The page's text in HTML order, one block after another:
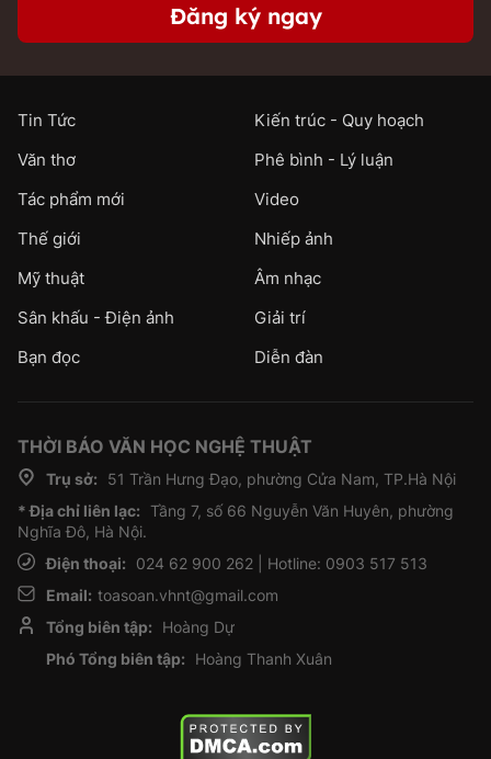
Đăng ký ngay
Tin Tức
Kiến trúc - Quy hoạch
Văn thơ
Phê bình - Lý luận
Tác phẩm mới
Video
Thế giới
Nhiếp ảnh
Mỹ thuật
Âm nhạc
Sân khấu - Điện ảnh
Giải trí
Bạn đọc
Diễn đàn
THỜI BÁO VĂN HỌC NGHỆ THUẬT
Trụ sở:
51 Trần Hưng Đạo, phường Cửa Nam, TP.Hà Nội
* Địa chỉ liên lạc: Tầng 7, số 66 Nguyễn Văn Huyên, phường
Nghĩa Đô, Hà Nội.
Điện thoại:
024 62 900 262 | Hotline: 0903 517 513
Email: toasoan.vhnt@gmail.com
Tổng biên tập:
Hoàng Dự
Phó Tổng biên tập:
Hoàng Thanh Xuân